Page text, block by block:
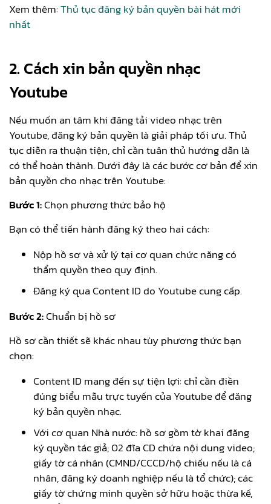
Xem thêm:Thủ tục đăng ký bản quyền bài hát mới
nhất
2. Cách xin bản quyền nhạc
Youtube
Nếu muốn an tâm khi đăng tải video nhạc trên
Youtube, đăng ký bản quyền là giải pháp tối ưu. Thủ
tục diễn ra thuận tiện, chỉ cần tuân thủ hướng dẫn là
có thể hoàn thành. Dưới đây là các bước cơ bản để xin
bản quyền cho nhạc trên Youtube:
Bước 1:Chọn phương thức bảo hộ
Bạn có thể tiến hành đăng ký theo hai cách:
Nộp hồ sơ và xử lý tại cơ quan chức năng có
thẩm quyền theo quy định.
Đăng ký qua Content ID do Youtube cung cấp.
Bước 2:Chuẩn bị hồ sơ
Hồ sơ cần thiết sẽ khác nhau tùy phương thức bạn
chọn:
Content ID mang đến sự tiện lợi: chỉ cần điền
đúng biểu mẫu trực tuyến của Youtube để đăng
ký bản quyền nhạc.
Với cơ quan Nhà nước: hồ sơ gồm tờ khai đăng
ký quyền tác giả; 02 đĩa CD chứa nội dung video;
giấy tờ cá nhân (CMND/CCCD/hộ chiếu nếu là cá
nhân, đăng ký doanh nghiệp nếu là tổ chức); các
giấy tờ chứng minh quyền sở hữu hoặc thừa kế,